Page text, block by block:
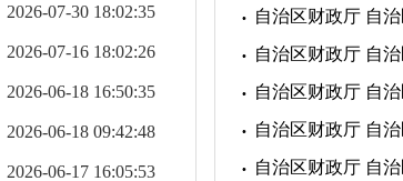
2026-07-30 18:02:35
2026-07-16 18:02:26
2026-06-18 16:50:35
2026-06-18 09:42:48
2026-06-17 16:05:53